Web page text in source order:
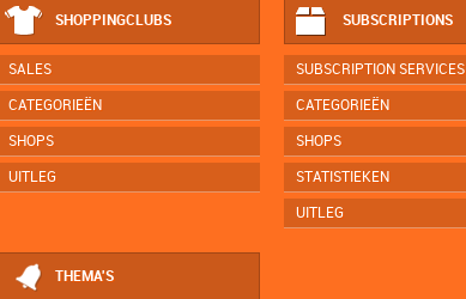
SHOPPINGCLUBS
SALES
CATEGORIEËN
SHOPS
UITLEG
SUBSCRIPTIONS
SUBSCRIPTION SERVICES
CATEGORIEËN
SHOPS
STATISTIEKEN
UITLEG
THEMA'S